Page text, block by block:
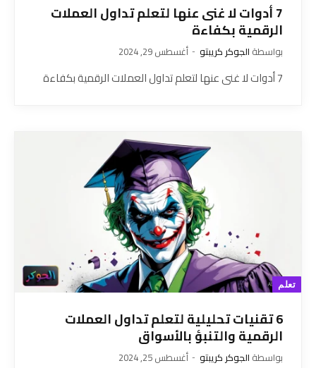
7 أدوات لا غنى عنها لتعلم تداول العملات
الرقمية بكفاءة
بواسطة الجوكر كريبتو أغسطس 29, 2024
7 أدوات لا غنى عنها لتعلم تداول العملات الرقمية بكفاءة
تعلم
6 تقنيات تحليلية لتعلم تداول العملات
الرقمية والتنبؤ بالأسواق
بواسطة الجوكر كريبتو أغسطس 25, 2024